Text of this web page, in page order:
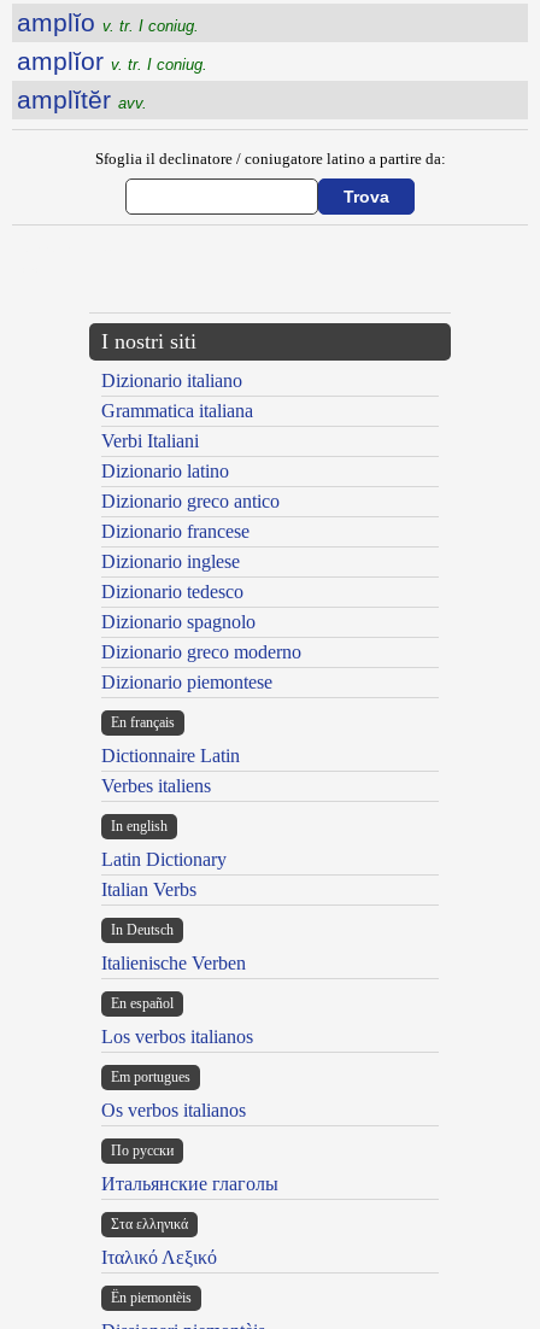
amplĭo v. tr. I coniug.
amplĭor v. tr. I coniug.
amplĭtĕr avv.
Sfoglia il declinatore / coniugatore latino a partire da:
I nostri siti
Dizionario italiano
Grammatica italiana
Verbi Italiani
Dizionario latino
Dizionario greco antico
Dizionario francese
Dizionario inglese
Dizionario tedesco
Dizionario spagnolo
Dizionario greco moderno
Dizionario piemontese
En français
Dictionnaire Latin
Verbes italiens
In english
Latin Dictionary
Italian Verbs
In Deutsch
Italienische Verben
En español
Los verbos italianos
Em portugues
Os verbos italianos
По русски
Итальянские глаголы
Στα ελληνικά
Ιταλικό Λεξικό
Ën piemontèis